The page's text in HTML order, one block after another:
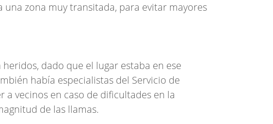
una zona muy transitada, para evitar mayores
dado que el lugar estaba en ese
había especialistas del Servicio de
a vecinos en caso de dificultades en la
de las llamas.